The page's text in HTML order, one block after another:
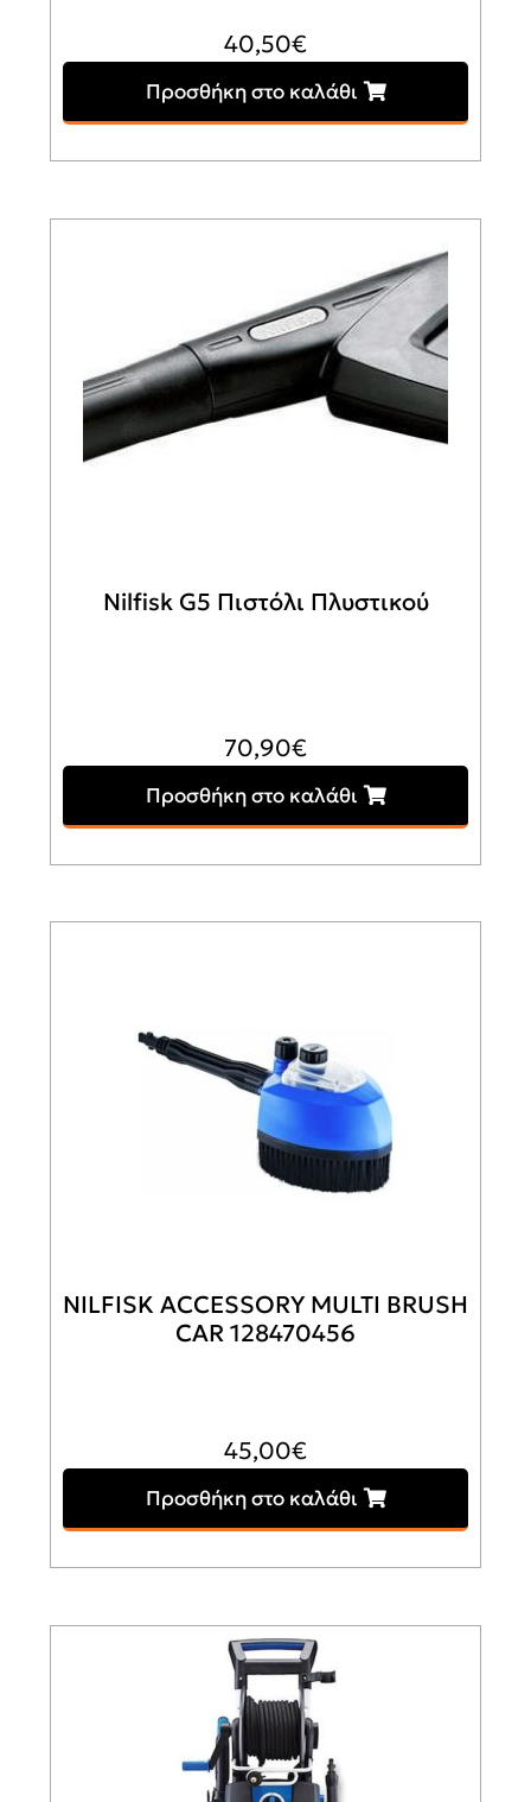
40,50€
Προσθήκη στο καλάθι
Nilfisk G5 Πιστόλι Πλυστικού
70,90€
Προσθήκη στο καλάθι
NILFISK ACCESSORY MULTI BRUSH
CAR 128470456
45,00€
Προσθήκη στο καλάθι